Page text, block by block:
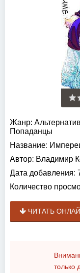
Жанр:
Попаданцы
Название:
Автор: Владимир
Дата добавления:
Количество
ЧИТАТЬ
только